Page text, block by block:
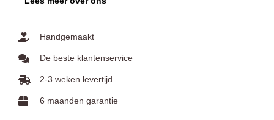
Handgemaakt
De beste klantenservice
2-3 weken levertijd
6 maanden garantie